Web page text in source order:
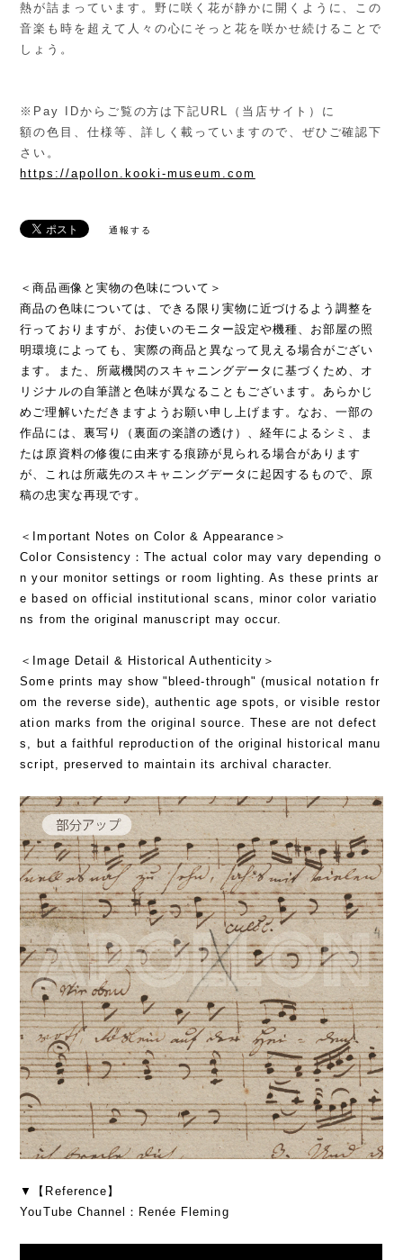
熱が詰まっています。野に咲く花が静かに開くように、この
音楽も時を超えて人々の心にそっと花を咲かせ続けることで
しょう。
※Pay IDからご覧の方は下記URL（当店サイト）に
額の色目、仕様等、詳しく載っていますので、ぜひご確認下
さい。
https://apollon.kooki-museum.com
通報する
＜商品画像と実物の色味について＞
商品の色味については、できる限り実物に近づけるよう調整を
行っておりますが、お使いのモニター設定や機種、お部屋の照
明環境によっても、実際の商品と異なって見える場合がござい
ます。また、所蔵機関のスキャニングデータに基づくため、オ
リジナルの自筆譜と色味が異なることもございます。あらかじ
めご理解いただきますようお願い申し上げます。なお、一部の
作品には、裏写り（裏面の楽譜の透け）、経年によるシミ、ま
たは原資料の修復に由来する痕跡が見られる場合があります
が、これは所蔵先のスキャニングデータに起因するもので、原
稿の忠実な再現です。
＜Important Notes on Color & Appearance＞
Color Consistency：The actual color may vary depending o
n your monitor settings or room lighting. As these prints ar
e based on official institutional scans, minor color variatio
ns from the original manuscript may occur.
＜Image Detail & Historical Authenticity＞
Some prints may show "bleed-through" (musical notation fr
om the reverse side), authentic age spots, or visible restor
ation marks from the original source. These are not defect
s, but a faithful reproduction of the original historical manu
script, preserved to maintain its archival character.
▼【Reference】
YouTube Channel：Renée Fleming